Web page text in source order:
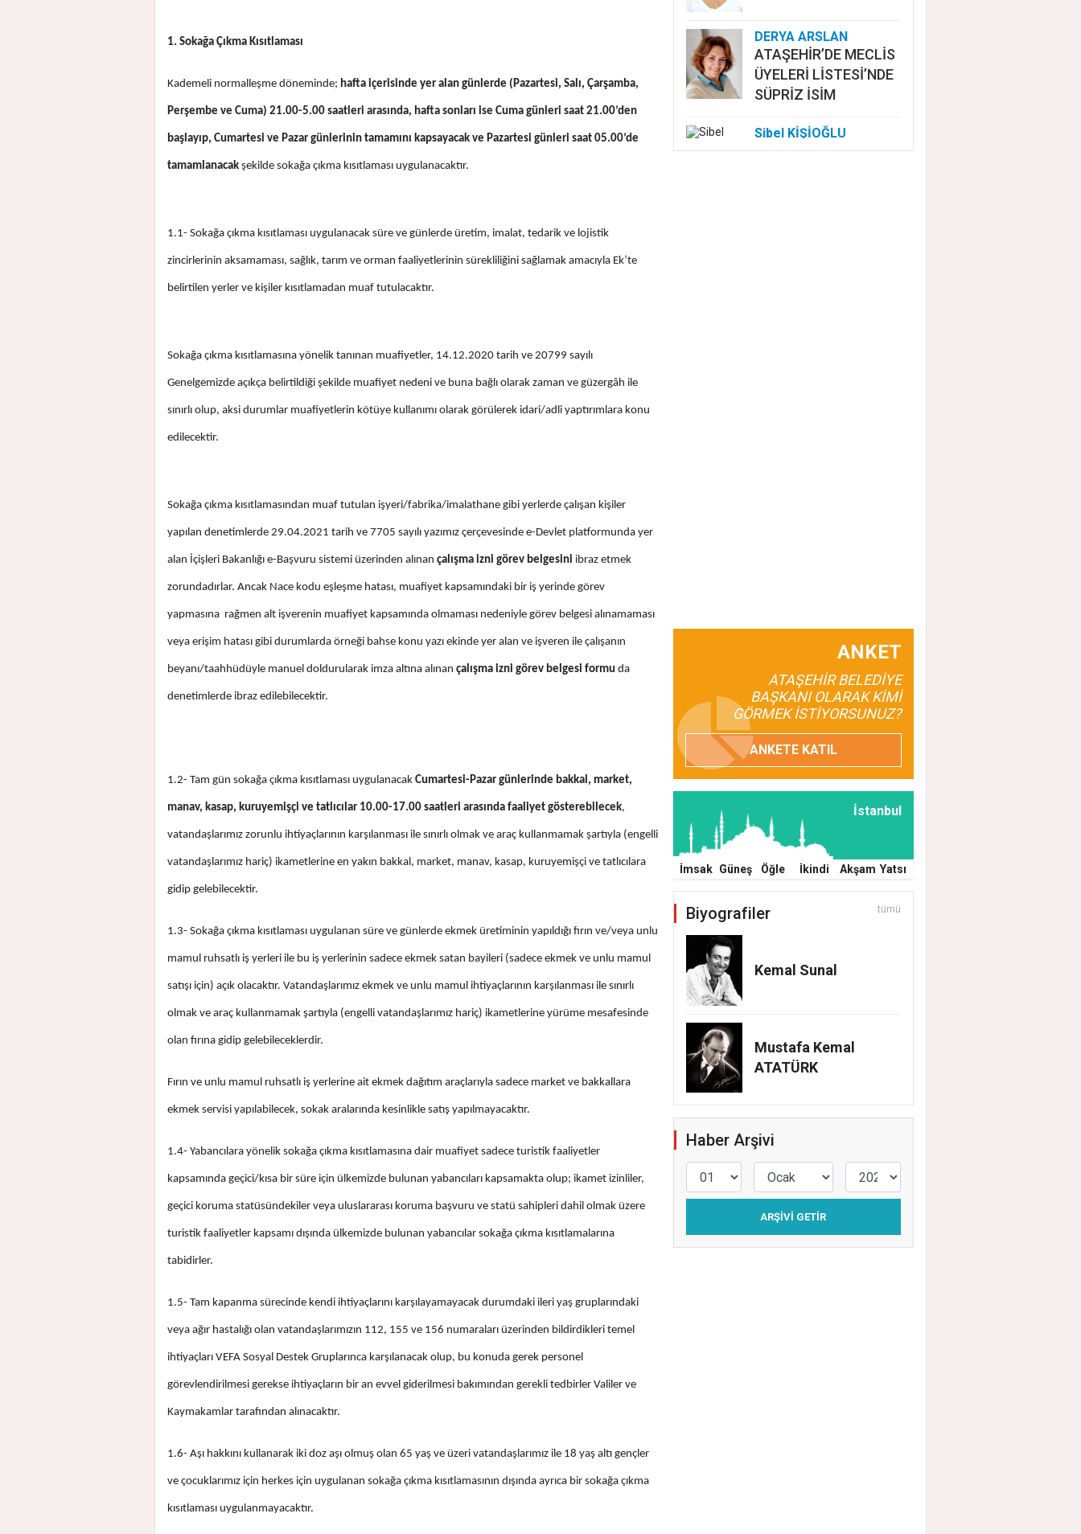
1. Sokağa Çıkma Kısıtlaması
Kademeli normalleşme döneminde; hafta içerisinde yer alan günlerde (Pazartesi, Salı, Çarşamba,
Perşembe ve Cuma) 21.00­-5.00 saatleri arasında, hafta sonları ise Cuma günleri saat 21.00’den
başlayıp, Cumartesi ve Pazar günlerinin tamamını kapsayacak ve Pazartesi günleri saat 05.00’de
tamamlanacak şekilde sokağa çıkma kısıtlaması uygulanacaktır.
1.1- Sokağa çıkma kısıtlaması uygulanacak süre ve günlerde üretim, imalat, tedarik ve lojistik
zincirlerinin aksamaması, sağlık, tarım ve orman faaliyetlerinin sürekliliğini sağlamak amacıyla Ek’te
belirtilen yerler ve kişiler kısıtlamadan muaf tutulacaktır.
Sokağa çıkma kısıtlamasına yönelik tanınan muafiyetler, 14.12.2020 tarih ve 20799 sayılı
Genelgemizde açıkça belirtildiği şekilde muafiyet nedeni ve buna bağlı olarak zaman ve güzergâh ile
sınırlı olup, aksi durumlar muafiyetlerin kötüye kullanımı olarak görülerek idari/adli yaptırımlara konu
edilecektir.
Sokağa çıkma kısıtlamasından muaf tutulan işyeri/fabrika/imalathane gibi yerlerde çalışan kişiler
yapılan denetimlerde 29.04.2021 tarih ve 7705 sayılı yazımız çerçevesinde e-Devlet platformunda yer
alan İçişleri Bakanlığı e-Başvuru sistemi üzerinden alınan çalışma izni görev belgesini ibraz etmek
zorundadırlar. Ancak Nace kodu eşleşme hatası, muafiyet kapsamındaki bir iş yerinde görev
yapmasına rağmen alt işverenin muafiyet kapsamında olmaması nedeniyle görev belgesi alınamaması
veya erişim hatası gibi durumlarda örneği bahse konu yazı ekinde yer alan ve işveren ile çalışanın
beyanı/taahhüdüyle manuel doldurularak imza altına alınan çalışma izni görev belgesi formu da
denetimlerde ibraz edilebilecektir.
1.2- Tam gün sokağa çıkma kısıtlaması uygulanacak Cumartesi-Pazar günlerinde bakkal, market,
manav, kasap, kuruyemişçi ve tatlıcılar 10.00-17.00 saatleri arasında faaliyet gösterebilecek,
vatandaşlarımız zorunlu ihtiyaçlarının karşılanması ile sınırlı olmak ve araç kullanmamak şartıyla (engelli
vatandaşlarımız hariç) ikametlerine en yakın bakkal, market, manav, kasap, kuruyemişçi ve tatlıcılara
gidip gelebilecektir.
1.3- Sokağa çıkma kısıtlaması uygulanan süre ve günlerde ekmek üretiminin yapıldığı fırın ve/veya unlu
mamul ruhsatlı iş yerleri ile bu iş yerlerinin sadece ekmek satan bayileri (sadece ekmek ve unlu mamul
satışı için) açık olacaktır. Vatandaşlarımız ekmek ve unlu mamul ihtiyaçlarının karşılanması ile sınırlı
olmak ve araç kullanmamak şartıyla (engelli vatandaşlarımız hariç) ikametlerine yürüme mesafesinde
olan fırına gidip gelebileceklerdir.
Fırın ve unlu mamul ruhsatlı iş yerlerine ait ekmek dağıtım araçlarıyla sadece market ve bakkallara
ekmek servisi yapılabilecek, sokak aralarında kesinlikle satış yapılmayacaktır.
1.4- Yabancılara yönelik sokağa çıkma kısıtlamasına dair muafiyet sadece turistik faaliyetler
kapsamında geçici/kısa bir süre için ülkemizde bulunan yabancıları kapsamakta olup; ikamet izinliler,
geçici koruma statüsündekiler veya uluslararası koruma başvuru ve statü sahipleri dahil olmak üzere
turistik faaliyetler kapsamı dışında ülkemizde bulunan yabancılar sokağa çıkma kısıtlamalarına
tabidirler.
1.5- Tam kapanma sürecinde kendi ihtiyaçlarını karşılayamayacak durumdaki ileri yaş gruplarındaki
veya ağır hastalığı olan vatandaşlarımızın 112, 155 ve 156 numaraları üzerinden bildirdikleri temel
ihtiyaçları VEFA Sosyal Destek Gruplarınca karşılanacak olup, bu konuda gerek personel
görevlendirilmesi gerekse ihtiyaçların bir an evvel giderilmesi bakımından gerekli tedbirler Valiler ve
Kaymakamlar tarafından alınacaktır.
1.6- Aşı hakkını kullanarak iki doz aşı olmuş olan 65 yaş ve üzeri vatandaşlarımız ile 18 yaş altı gençler
ve çocuklarımız için herkes için uygulanan sokağa çıkma kısıtlamasının dışında ayrıca bir sokağa çıkma
kısıtlaması uygulanmayacaktır.
DERYA ARSLAN
ATAŞEHİR’DE MECLİS
ÜYELERİ LİSTESİ’NDE
SÜPRİZ İSİM
Sibel KİŞİOĞLU
EUROVISION'DA
ANKET
ATAŞEHİR BELEDİYE
BAŞKANI OLARAK KİMİ
GÖRMEK İSTİYORSUNUZ?
ANKETE KATIL
İstanbul
İmsak Güneş Öğle İkindi Akşam Yatsı
Biyografiler tümü
Kemal Sunal
Mustafa Kemal
ATATÜRK
Haber Arşivi
ARŞIVI GETIR